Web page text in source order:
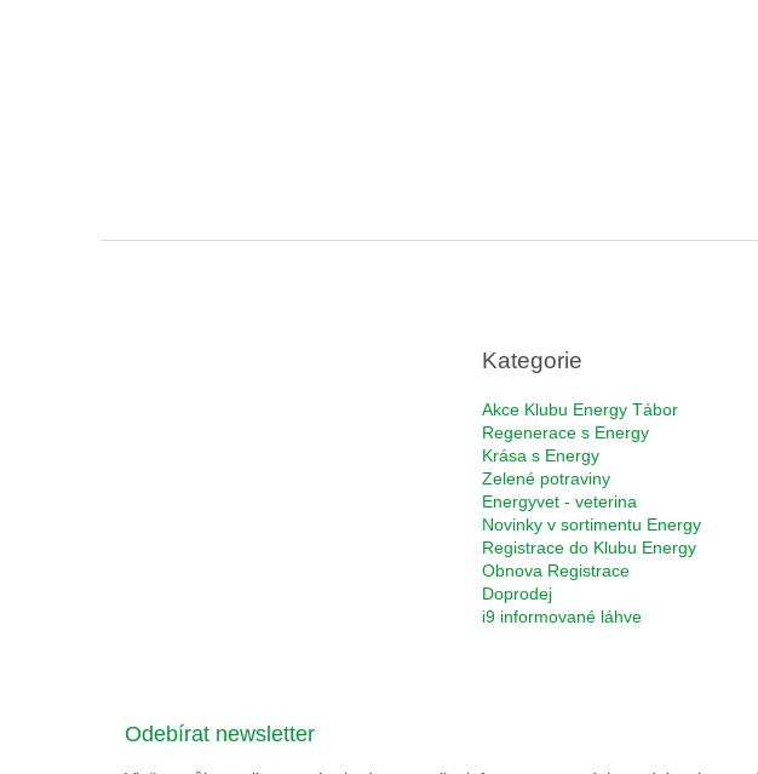
Kategorie
Akce Klubu Energy Tábor
Regenerace s Energy
Krása s Energy
Zelené potraviny
Energyvet - veterina
Novinky v sortimentu Energy
Registrace do Klubu Energy
Obnova Registrace
Doprodej
i9 informované láhve
Odebírat newsletter